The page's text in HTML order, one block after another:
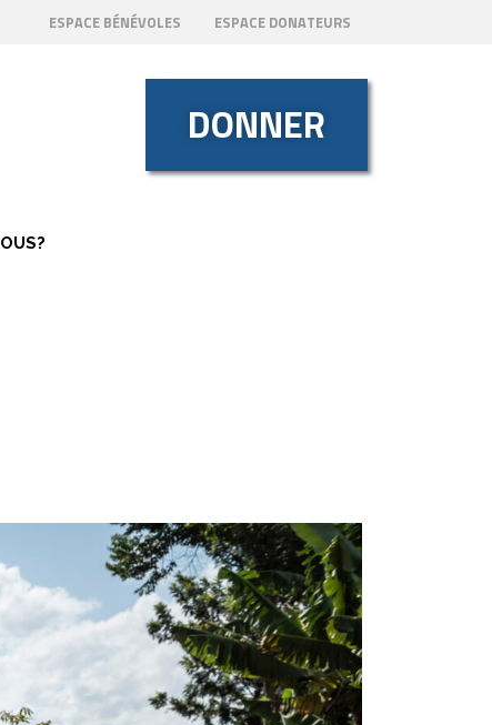
ESPACE BÉNÉVOLES ESPACE DONATEURS
DONNER